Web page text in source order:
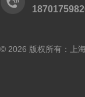
© 2026 版权所有：上